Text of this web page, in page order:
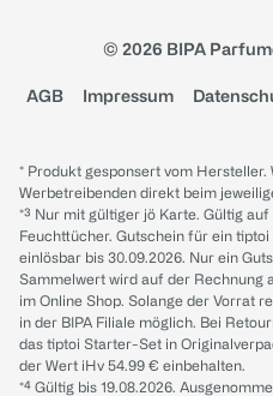
© 2026 BIPA
AGB Impressum
* Produkt gesponsert vom
Werbetreibenden direkt beim
*³ Nur mit gültiger jö Karte. Gültig
Feuchttücher. Gutschein für ein
einlösbar bis 30.09.2026. Nur ein
Sammelwert wird auf der Rechnung
im Online Shop. Solange der Vorrat
in der BIPA Filiale möglich. Bei
das tiptoi Starter-Set in
der Wert iHv 54.99 € einbehalten.
*⁴ Gültig bis 19.08.2026.